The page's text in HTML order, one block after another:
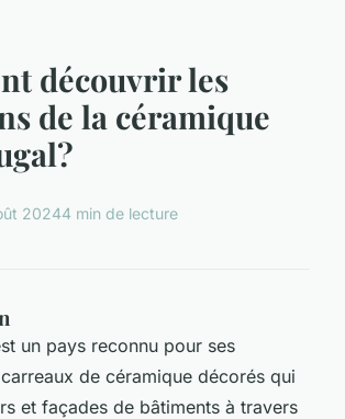
découvrir les
de la céramique
20244 min de lecture
un pays reconnu pour ses
de céramique décorés qui
et façades de bâtiments à travers